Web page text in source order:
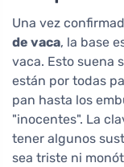
Una vez
de vaca, la base
vaca. Esto suena
están por todas
pan hasta los
"inocentes". La
tener algunos
sea triste ni